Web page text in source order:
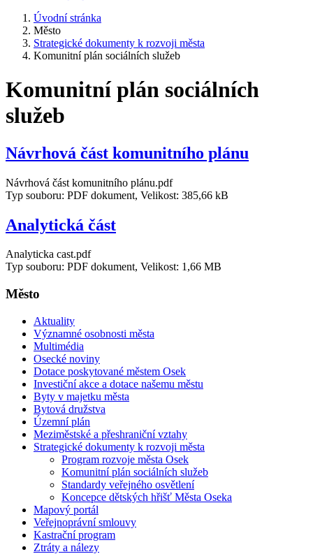
Úvodní stránka
Město
Strategické dokumenty k rozvoji města
Komunitní plán sociálních služeb
Komunitní plán sociálních
služeb
Návrhová část komunitního plánu
Návrhová část komunitního plánu.pdf
Typ souboru: PDF dokument, Velikost: 385,66 kB
Analytická část
Analyticka cast.pdf
Typ souboru: PDF dokument, Velikost: 1,66 MB
Město
Aktuality
Významné osobnosti města
Multimédia
Osecké noviny
Dotace poskytované městem Osek
Investiční akce a dotace našemu městu
Byty v majetku města
Bytová družstva
Územní plán
Meziměstské a přeshraniční vztahy
Strategické dokumenty k rozvoji města
Program rozvoje města Osek
Komunitní plán sociálních služeb
Standardy veřejného osvětlení
Koncepce dětských hřišť Města Oseka
Mapový portál
Veřejnoprávní smlouvy
Kastrační program
Ztráty a nálezy